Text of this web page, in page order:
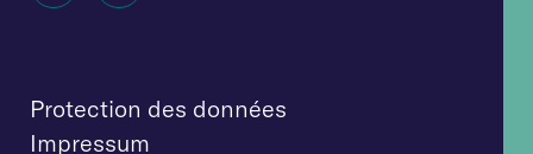
Protection des données
Impressum